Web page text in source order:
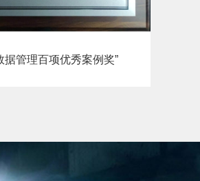
据管理百项优秀案例奖”